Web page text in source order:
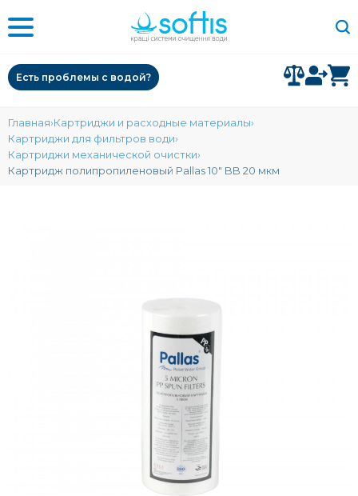
Есть проблемы с водой?
Главная Картриджи и расходные материалы
Картриджи для фильтров води
Картриджи механической очистки
Картридж полипропиленовый Pallas 10" BB 20 мкм